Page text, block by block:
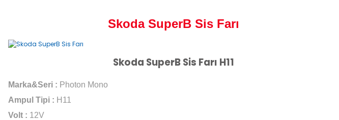
Skoda SuperB Sis Farı
Skoda SuperB Sis Farı H11
Marka&Seri : Photon Mono
Ampul Tipi : H11
Volt : 12V